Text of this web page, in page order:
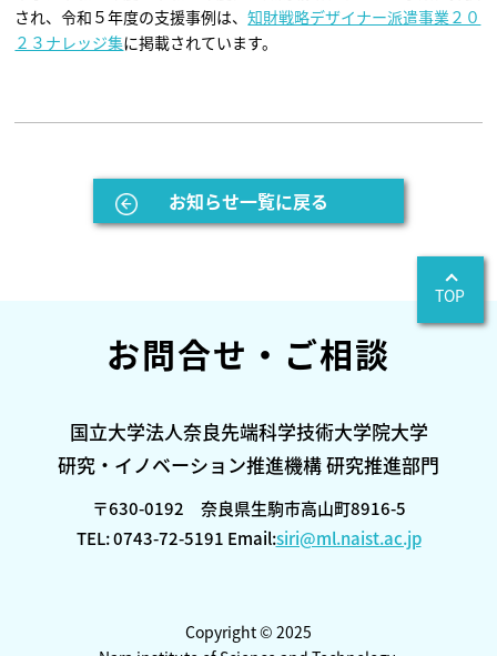
され、令和５年度の支援事例は、知財戦略デザイナー派遣事業２０
２３ナレッジ集に掲載されています。
お知らせ一覧に戻る
お問合せ・ご相談
国立大学法人奈良先端科学技術大学院大学
研究・イノベーション推進機構 研究推進部門
〒630-0192 奈良県生駒市高山町8916-5
TEL: 0743-72-5191 Email:siri@ml.naist.ac.jp
Copyright © 2025
TOP